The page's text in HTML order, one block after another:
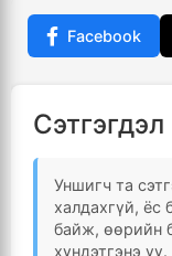
Facebook
Уншигч та
халдахгүй, ёс
байж, өөрийн
хүндэтгэнэ үү.